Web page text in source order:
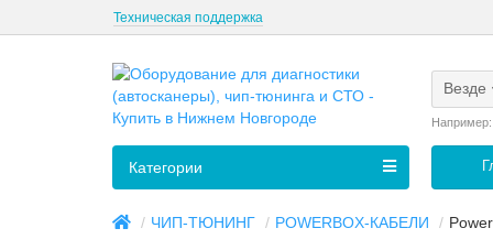
Техническая поддержка
Везде
Категории
ЧИП-ТЮНИНГ POWERBOX-КАБЕЛИ